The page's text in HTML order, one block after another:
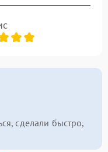
сделали быстро,